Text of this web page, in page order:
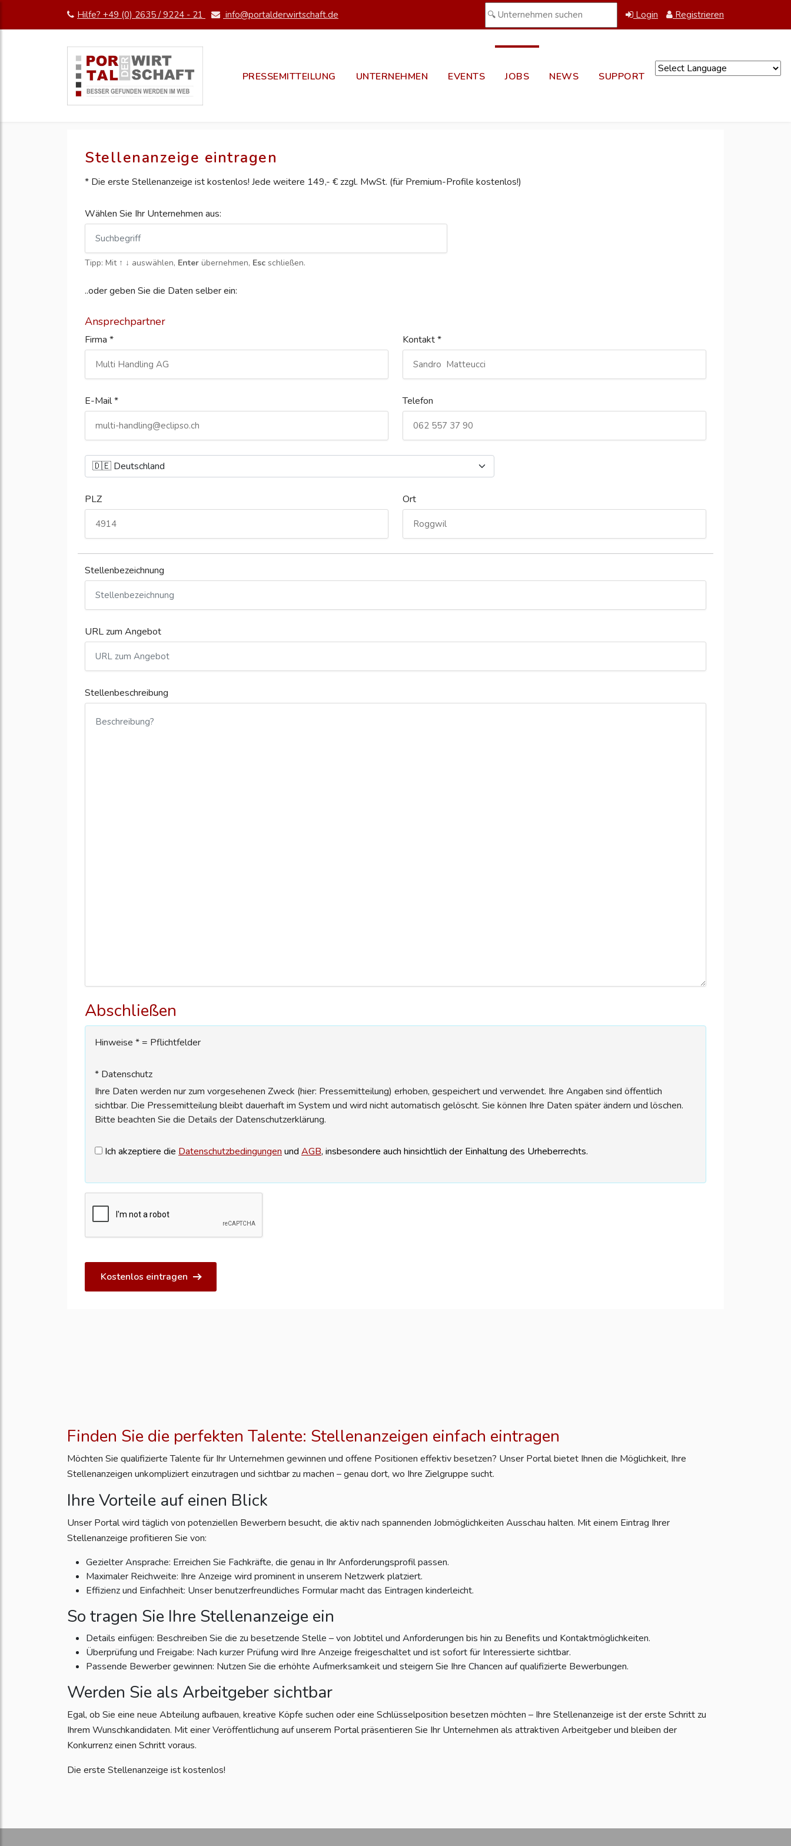
Hilfe? +49 (0) 2635 / 9224 - 21 info@portalderwirtschaft.de Login Registrieren
PRESSEMITTEILUNG UNTERNEHMEN EVENTS JOBS NEWS SUPPORT
Stellenanzeige eintragen
* Die erste Stellenanzeige ist kostenlos! Jede weitere 149,- € zzgl. MwSt. (für Premium-Profile kostenlos!)
Wählen Sie Ihr Unternehmen aus:
Tipp: Mit ↑ ↓ auswählen, Enter übernehmen, Esc schließen.
..oder geben Sie die Daten selber ein:
Ansprechpartner
Firma * Kontakt *
E-Mail * Telefon
PLZ Ort
Stellenbezeichnung
URL zum Angebot
Stellenbeschreibung
Abschließen
Hinweise * = Pflichtfelder
* Datenschutz
Ihre Daten werden nur zum vorgesehenen Zweck (hier: Pressemitteilung) erhoben, gespeichert und verwendet. Ihre Angaben sind öffentlich
sichtbar. Die Pressemitteilung bleibt dauerhaft im System und wird nicht automatisch gelöscht. Sie können Ihre Daten später ändern und löschen.
Bitte beachten Sie die Details der Datenschutzerklärung.
Ich akzeptiere die Datenschutzbedingungen und AGB, insbesondere auch hinsichtlich der Einhaltung des Urheberrechts.
Kostenlos eintragen
Finden Sie die perfekten Talente: Stellenanzeigen einfach eintragen
Möchten Sie qualifizierte Talente für Ihr Unternehmen gewinnen und offene Positionen effektiv besetzen? Unser Portal bietet Ihnen die Möglichkeit, Ihre
Stellenanzeigen unkompliziert einzutragen und sichtbar zu machen – genau dort, wo Ihre Zielgruppe sucht.
Ihre Vorteile auf einen Blick
Unser Portal wird täglich von potenziellen Bewerbern besucht, die aktiv nach spannenden Jobmöglichkeiten Ausschau halten. Mit einem Eintrag Ihrer
Stellenanzeige profitieren Sie von:
Gezielter Ansprache: Erreichen Sie Fachkräfte, die genau in Ihr Anforderungsprofil passen.
Maximaler Reichweite: Ihre Anzeige wird prominent in unserem Netzwerk platziert.
Effizienz und Einfachheit: Unser benutzerfreundliches Formular macht das Eintragen kinderleicht.
So tragen Sie Ihre Stellenanzeige ein
Details einfügen: Beschreiben Sie die zu besetzende Stelle – von Jobtitel und Anforderungen bis hin zu Benefits und Kontaktmöglichkeiten.
Überprüfung und Freigabe: Nach kurzer Prüfung wird Ihre Anzeige freigeschaltet und ist sofort für Interessierte sichtbar.
Passende Bewerber gewinnen: Nutzen Sie die erhöhte Aufmerksamkeit und steigern Sie Ihre Chancen auf qualifizierte Bewerbungen.
Werden Sie als Arbeitgeber sichtbar
Egal, ob Sie eine neue Abteilung aufbauen, kreative Köpfe suchen oder eine Schlüsselposition besetzen möchten – Ihre Stellenanzeige ist der erste Schritt zu
Ihrem Wunschkandidaten. Mit einer Veröffentlichung auf unserem Portal präsentieren Sie Ihr Unternehmen als attraktiven Arbeitgeber und bleiben der
Konkurrenz einen Schritt voraus.
Die erste Stellenanzeige ist kostenlos!